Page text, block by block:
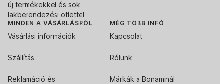
új termékekkel és sok
lakberendezési ötlettel
MINDEN A VÁSÁRLÁSRÓL
Vásárlási információk
Szállítás
Reklamáció és
MÉG TÖBB INFÓ
Kapcsolat
Rólunk
Márkák a Bonaminál